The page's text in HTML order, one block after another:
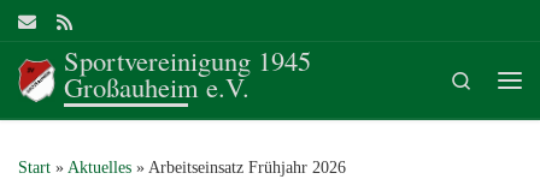
Zum Inhalt springen
Sportvereinigung 1945
Großauheim e.V.
Search
Start » Aktuelles » Arbeitseinsatz Frühjahr 2026